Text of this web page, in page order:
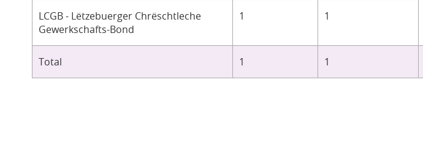
LCGB - Lëtzebuerger Chrëschtleche
Gewerkschafts-Bond
1 1
Total 1 1